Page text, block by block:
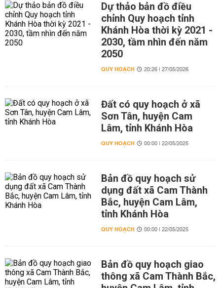
Dự thảo bản đồ điều
chỉnh Quy hoạch tỉnh
Khánh Hòa thời kỳ 2021 -
2030, tầm nhìn đến năm
2050
QUY HOẠCH 20:26 | 27/05/2026
Đất có quy hoạch ở xã
Sơn Tân, huyện Cam
Lâm, tỉnh Khánh Hòa
QUY HOẠCH 00:00 | 22/05/2025
Bản đồ quy hoạch sử
dụng đất xã Cam Thành
Bắc, huyện Cam Lâm,
tỉnh Khánh Hòa
QUY HOẠCH 00:00 | 22/05/2025
Bản đồ quy hoạch giao
thông xã Cam Thành Bắc,